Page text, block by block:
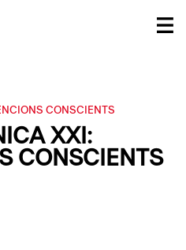
CONSCIENTS
XXI:
CONSCIENTS